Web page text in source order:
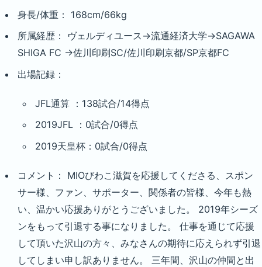
身長/体重： 168cm/66kg
所属経歴： ヴェルディユース→流通経済大学→SAGAWA
SHIGA FC →佐川印刷SC/佐川印刷京都/SP京都FC
出場記録：
JFL通算 ：138試合/14得点
2019JFL ：0試合/0得点
2019天皇杯：0試合/0得点
コメント： MIOびわこ滋賀を応援してくださる、スポン
サー様、ファン、サポーター、関係者の皆様、今年も熱
い、温かい応援ありがとうございました。 2019年シーズ
ンをもって引退する事になりました。 仕事を通じて応援
して頂いた沢山の方々、みなさんの期待に応えられず引退
してしまい申し訳ありません。 三年間、沢山の仲間と出